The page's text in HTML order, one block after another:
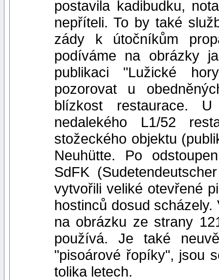
postavila kadibudku,
nepříteli. To by také
zády k útočníkům
podíváme na obrázky
publikaci "Lužické
pozorovat u
blízkost restaurace.
nedalekého L1/52
stožeckého objektu
Neuhütte. Po
SdFK
vytvořili veliké otevřené
hostinců dosud
na obrázku ze strany
používá. Je také
"pisoárové řopíky", jsou
tolika letech.